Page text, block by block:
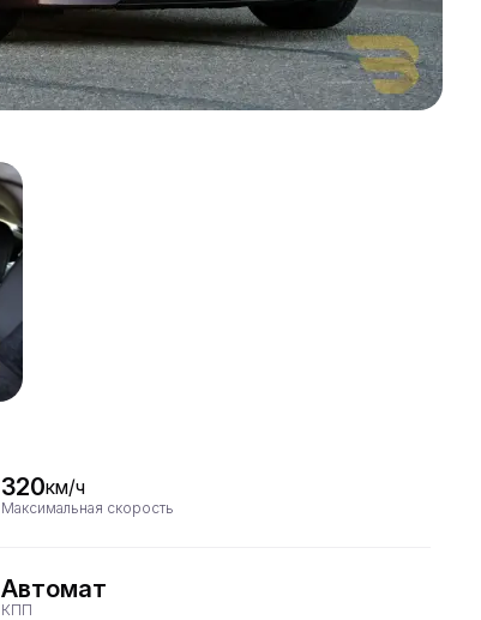
320км/ч
Максимальная скорость
Автомат
КПП